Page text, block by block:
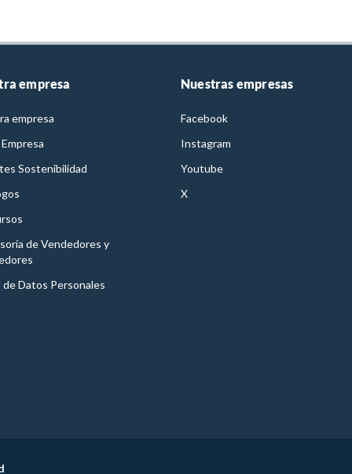
empresa
empresa
Sostenibilidad
de Vendedores y
de Datos Personales
Nuestras empresas
Facebook
Instagram
Youtube
X